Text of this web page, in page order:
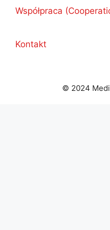
Współpraca
Kontakt
© 2024